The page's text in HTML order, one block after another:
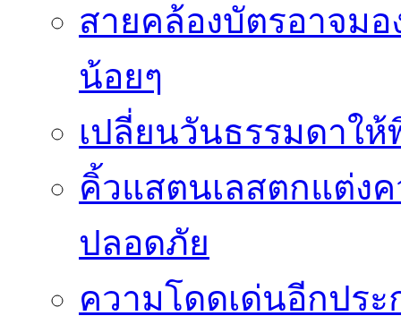
สายคล้องบัตรอาจมอ
น้อยๆ
เปลี่ยนวันธรรมดาใ
คิ้วแสตนเลสตกแต่ง
ปลอดภัย
ความโดดเด่นอีกปร